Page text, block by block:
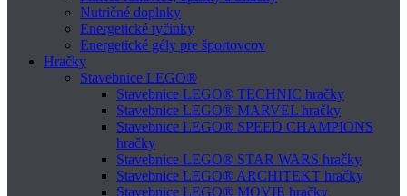
Nutričné doplnky
Energetické tyčinky
Energetické gély pre športovcov
Hračky
Stavebnice LEGO®
Stavebnice LEGO® TECHNIC hračky
Stavebnice LEGO® MARVEL hračky
Stavebnice LEGO® SPEED CHAMPIONS
hračky
Stavebnice LEGO® STAR WARS hračky
Stavebnice LEGO® ARCHITEKT hračky
Stavebnice LEGO® MOVIE hračky